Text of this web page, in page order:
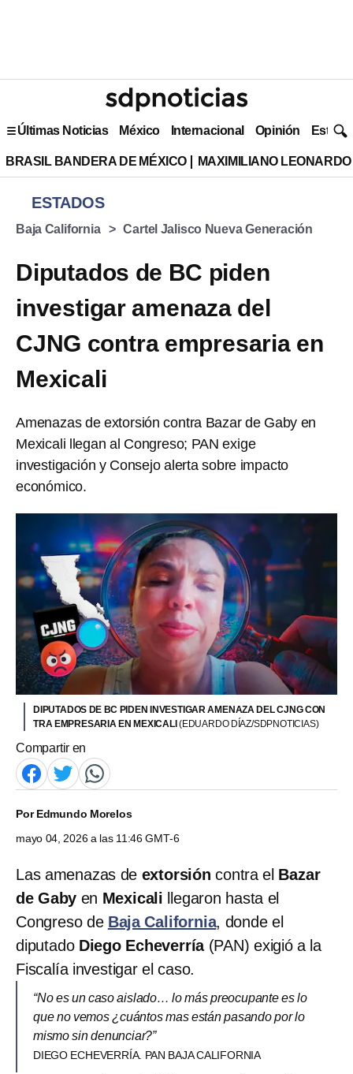
Últimas Noticias México Internacional Opinión Estilo
BRASIL BANDERA DE MÉXICO MAXIMILIANO
ESTADOS
Baja California Cartel Jalisco Nueva Generación
Diputados de BC piden
investigar amenaza del
CJNG contra empresaria en
Mexicali
Amenazas de extorsión contra Bazar de Gaby en
Mexicali llegan al Congreso; PAN exige
investigación y Consejo alerta sobre impacto
económico.
DIPUTADOS DE BC PIDEN INVESTIGAR AMENAZA DEL CJNG CON
TRA EMPRESARIA EN MEXICALI(EDUARDO DÍAZ/SDPNOTICIAS)
Compartir en
PorEdmundo Morelos
mayo 04, 2026 a las 11:46 GMT-6
Las amenazas de extorsión contra el Bazar
de Gaby en Mexicali llegaron hasta el
Congreso de Baja California, donde el
diputado Diego Echeverría(PAN) exigió a la
Fiscalía investigar el caso.
“No es un caso aislado… lo más preocupante es lo
que no vemos ¿cuántos mas están pasando por lo
mismo sin denunciar?”
DIEGO ECHEVERRÍA. PAN BAJA CALIFORNIA